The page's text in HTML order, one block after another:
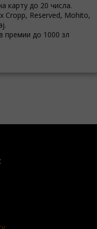
карту до 20 числа.
Cropp, Reserved, Mohito,
премии до 1000 зл